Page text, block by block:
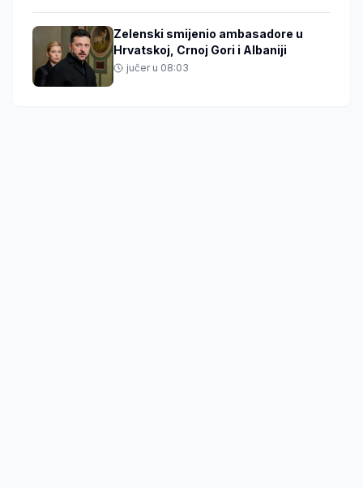
Zelenski smijenio ambasadore u
Hrvatskoj, Crnoj Gori i Albaniji
jučer u 08:03